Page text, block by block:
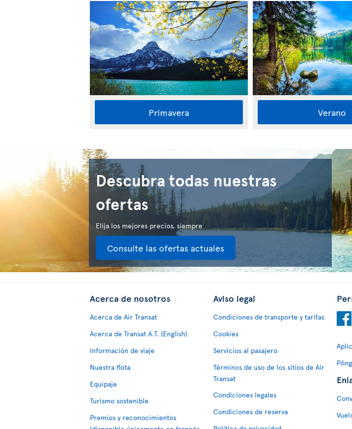
Primavera Verano
Descubra todas nuestras
ofertas
Elija los mejores precios, siempre
Consulte las ofertas actuales
Acerca de nosotros
Acerca de Air Transat
Acerca de Transat A.T. (English)
Información de viaje
Nuestra flota
Equipaje
Turismo sostenible
Premios y reconocimientos
Aviso legal
Condiciones de transporte y tarifas
Cookies
Servicios al pasajero
Términos de uso de los sitios de Air
Transat
Condiciones legales
Condiciones de reserva